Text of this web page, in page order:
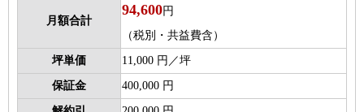
月額合計
94,600円
（税別・共益費含）
坪単価 11,000 円／坪
保証金 400,000 円